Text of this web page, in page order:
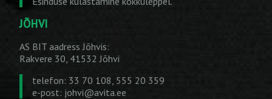
JÕHVI
AS BIT aadress Jõhvis:
Rakvere 30, 41532 Jõhvi
telefon: 33 70 108, 555 20 359
e-post: johvi@avita.ee